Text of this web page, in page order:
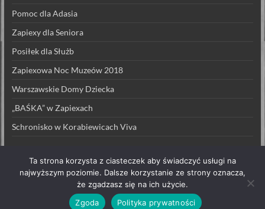
Pomoc dla Adasia
Zapiexy dla Seniora
Posiłek dla Służb
Zapiexowa Noc Muzeów 2018
Warszawskie Domy Dziecka
„BAŚKA” w Zapiexach
Schronisko w Korabiewicach Viva
Prawa autorskie © 2026ZAPIEXY LUXUSOWE – SMAK PRL`U
reserved. Theme
Spacious by ThemeGrill. Powered by:WordPress
Ta strona korzysta z ciasteczek aby świadczyć usługi na
najwyższym poziomie. Dalsze korzystanie ze strony oznacza,
że zgadzasz się na ich użycie.
Zgoda
Polityka prywatności